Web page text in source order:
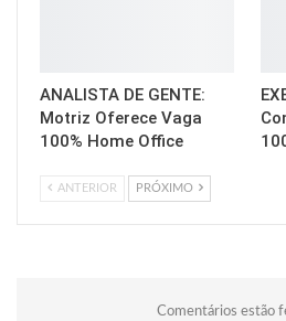
ANALISTA DE GENTE:
Motriz Oferece Vaga
100% Home Office
ANTERIOR PRÓXIMO
Comentários estão